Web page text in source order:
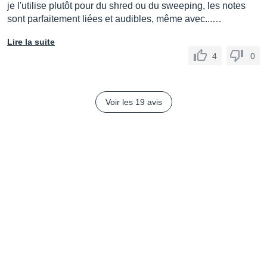
je l'utilise plutôt pour du shred ou du sweeping, les notes
sont parfaitement liées et audibles, même avec...…
Lire la suite
4
0
Voir les 19 avis